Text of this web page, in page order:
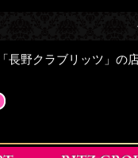
「長野クラブリッツ」